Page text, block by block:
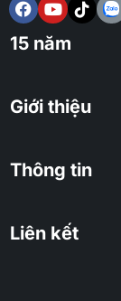
15 năm
Giới thiệu
Thông tin
Liên kết